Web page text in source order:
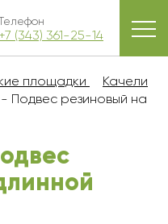
+7 (343) 361-25-14
площадки
Качели
Подвес резиновый на